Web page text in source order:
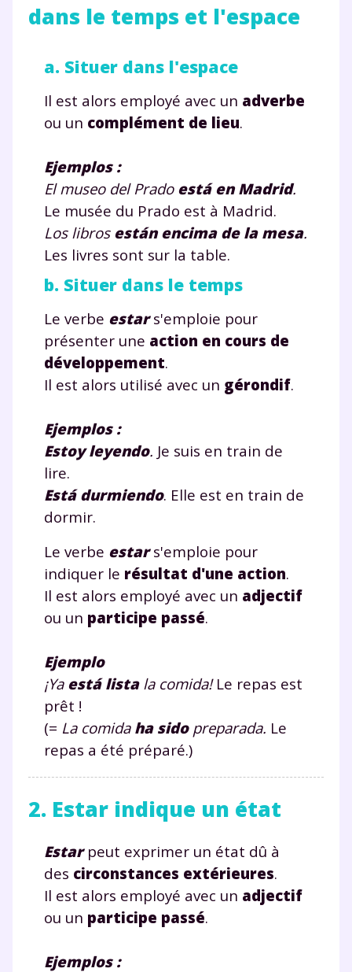
dans le temps et l'espace
a. Situer dans l'espace
Il est alors employé avec un adverbe
ou un complément de lieu.
Ejemplos :
El museo del Prado está en Madrid.
Le musée du Prado est à Madrid.
Los libros están encima de la mesa.
Les livres sont sur la table.
b. Situer dans le temps
Le verbe estars'emploie pour
présenter une action en cours de
développement.
Il est alors utilisé avec un gérondif.
Ejemplos :
Estoy leyendo. Je suis en train de
lire.
Está durmiendo. Elle est en train de
dormir.
Le verbe estars'emploie pour
indiquer le résultat d'une action.
Il est alors employé avec un adjectif
ou un participe passé.
Ejemplo
¡Ya estálistala comida!Le repas est
prêt !
(= La comida ha sidopreparada. Le
repas a été préparé.)
2. Estar indique un état
Estarpeut exprimer un état dû à
des circonstances extérieures.
Il est alors employé avec un adjectif
ou un participe passé.
Ejemplos :